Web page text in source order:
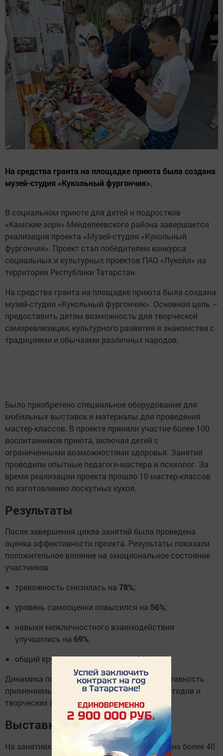
На средства гранта на площадке приюта была создана
музей-студия «Кукольный фургончик».
В социальном приюте для детей и подростков
«Камские зори» Менделеевского района завершается
реализация проекта «Музей-студия «Кукольный
фургончик». Проект стал победителем конкурса
социальных и культурных проектов ПАО «Лукойл» на
территории Республики Татарстан.
На средства гранта на площадке приюта была создана
музей-студия «Кукольный фургончик». Основная цель –
предоставить детям возможность для творческой
самореализации, культурного развития и знакомства с
традициями и обычаями различных народов.
Было приобретено специальное оборудование для
мобильных выставок и материалы для проведения
мастер-классов. В проекте приняли участие более 100
воспитанников приюта, включая детей с
ограниченными возможностями здоровья. Занятия
проводили опытные педагоги-мастера и психолог. За
время реализации проекта прошло 10 мастер-классов
по изготовлению лоскутных кукол.
Результаты
После завершения цикла занятий была проведена
оценка эффективности проекта. Результаты показали
положительное влияние на эмоциональное состояние
участников:
тревожность снизилась на 78%;
уровень самооценки повысился на 56%;
навыки межличностного взаимодействия
улучшились на 69%;
общий кругозор расширился на100%.
Динамика показателей подтвердила эффективность
применяемых психолого-педагогических методов и
творческих практик.
Выставки
На занятиях в музее-студии было изготовлено более 40